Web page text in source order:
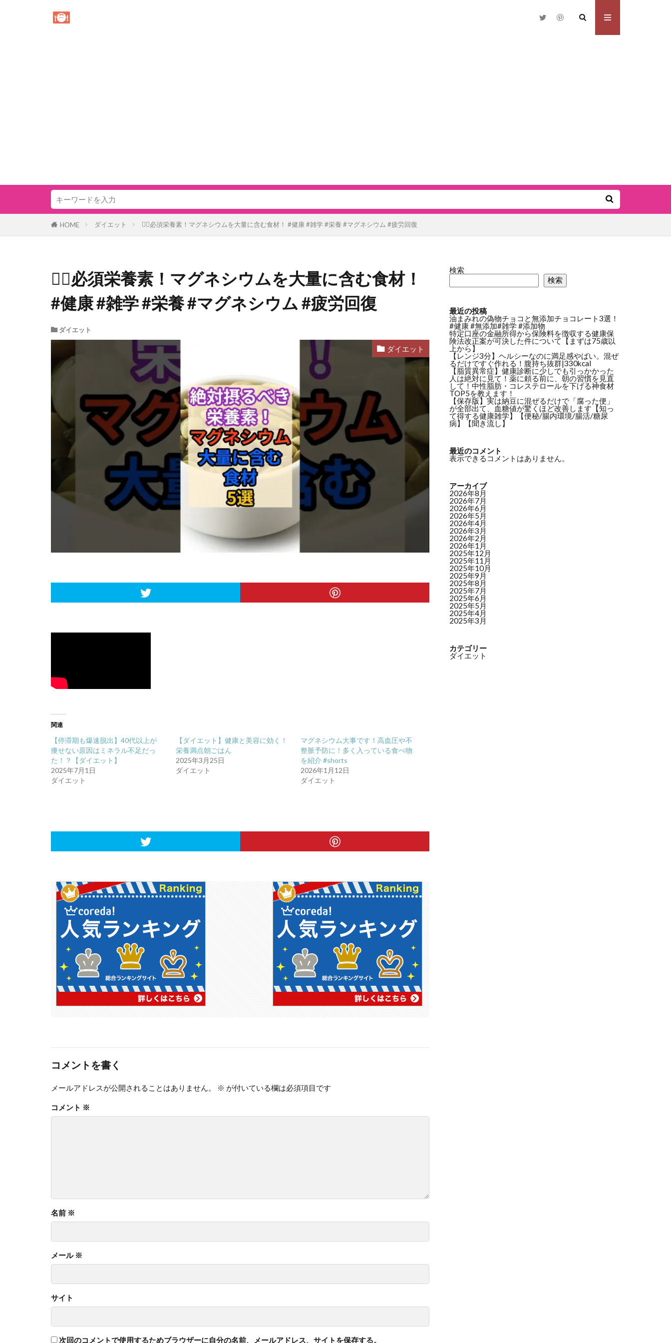
HOME ダイエット 🧑‍⚕️必須栄養素！マグネシウムを大量に含む食材！ #健康 #雑学 #栄養 #マグネシウム #疲労回復
🧑‍⚕️必須栄養素！マグネシウムを大量に含む食材！
#健康 #雑学 #栄養 #マグネシウム #疲労回復
ダイエット
ダイエット
関連
【停滞期も爆速脱出】40代以上が
痩せない原因はミネラル不足だっ
た！？【ダイエット】
2025年7月1日
ダイエット
【ダイエット】健康と美容に効く！
栄養満点朝ごはん
2025年3月25日
ダイエット
マグネシウム大事です！高血圧や不
整脈予防に！多く入っている食べ物
を紹介 #shorts
2026年1月12日
ダイエット
コメントを書く
メールアドレスが公開されることはありません。 ※ が付いている欄は必須項目です
コメント ※
名前 ※
メール ※
サイト
次回のコメントで使用するためブラウザーに自分の名前、メールアドレス、サイトを保存する。
検索
検索
最近の投稿
油まみれの偽物チョコと無添加チョコレート3選！
#健康 #無添加#雑学 #添加物
特定口座の金融所得から保険料を徴収する健康保
険法改正案が可決した件について【まずは75歳以
上から】
【レンジ3分】ヘルシーなのに満足感やばい。混ぜ
るだけですぐ作れる！腹持ち抜群|330kcal
【脂質異常症】健康診断に少しでも引っかかった
人は絶対に見て！薬に頼る前に、朝の習慣を見直
して！中性脂肪・コレステロールを下げる神食材
TOP5を教えます！
【保存版】実は納豆に混ぜるだけで「腐った便」
が全部出て、血糖値が驚くほど改善します【知っ
て得する健康雑学】【便秘/腸内環境/腸活/糖尿
病】【聞き流し】
最近のコメント
表示できるコメントはありません。
アーカイブ
2026年8月
2026年7月
2026年6月
2026年5月
2026年4月
2026年3月
2026年2月
2026年1月
2025年12月
2025年11月
2025年10月
2025年9月
2025年8月
2025年7月
2025年6月
2025年5月
2025年4月
2025年3月
カテゴリー
ダイエット